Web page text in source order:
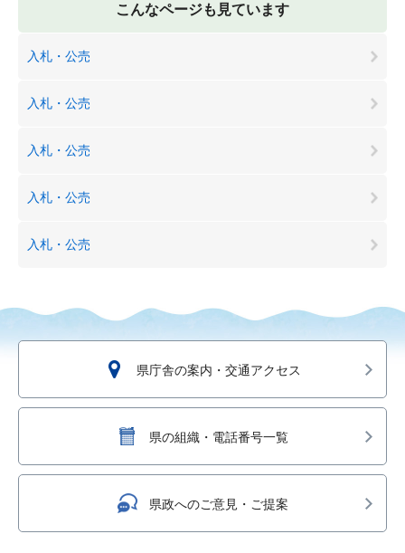
こんなページも見ています
入札・公売
入札・公売
入札・公売
入札・公売
入札・公売
県庁舎の案内・交通アクセス
県の組織・電話番号一覧
県政へのご意見・ご提案